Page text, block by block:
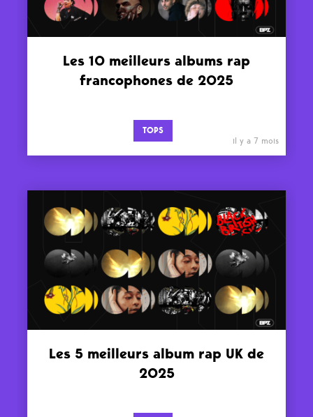
Les 10 meilleurs albums rap
francophones de 2025
TOPS
il y a 7 mois
Les 5 meilleurs album rap UK de
2025